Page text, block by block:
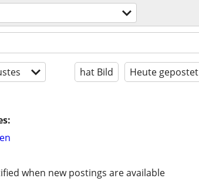
hat Bild Heute gepostet
when new postings are available